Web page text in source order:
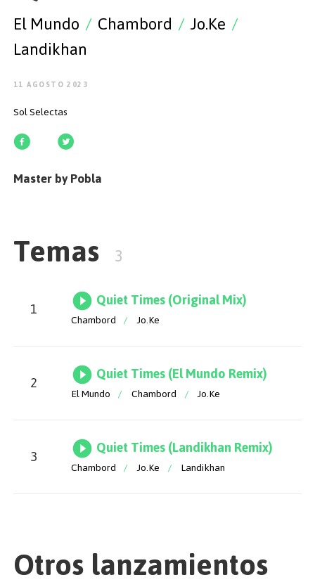
El Mundo / Chambord / Jo.Ke /
Landikhan
11 AGOSTO 2023
Sol Selectas
Master by Pobla
Temas 3
1 Quiet Times (Original Mix)
Chambord / Jo.Ke
2 Quiet Times (El Mundo Remix)
El Mundo / Chambord / Jo.Ke
3 Quiet Times (Landikhan Remix)
Chambord / Jo.Ke / Landikhan
Otros lanzamientos